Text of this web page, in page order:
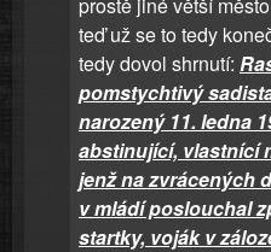
teď už se to tedy
tedy dovol shrnutí:
pomstychtivý
narozený 11. ledna
abstinující, vlastnící
jenž na zvrácených
v mládí poslouchal
startky, voják v